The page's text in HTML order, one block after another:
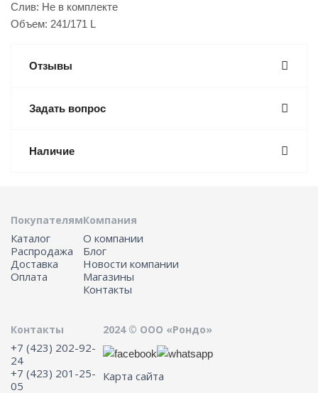
Слив: Не в комплекте
Объем: 241/171 L
Отзывы
Задать вопрос
Наличие
Покупателям
Каталог
Распродажа
Доставка
Оплата
Компания
О компании
Блог
Новости компании
Магазины
Контакты
Контакты
+7 (423) 202-92-
24
+7 (423) 201-25-
05
2024 © ООО «Рондо»
Карта сайта